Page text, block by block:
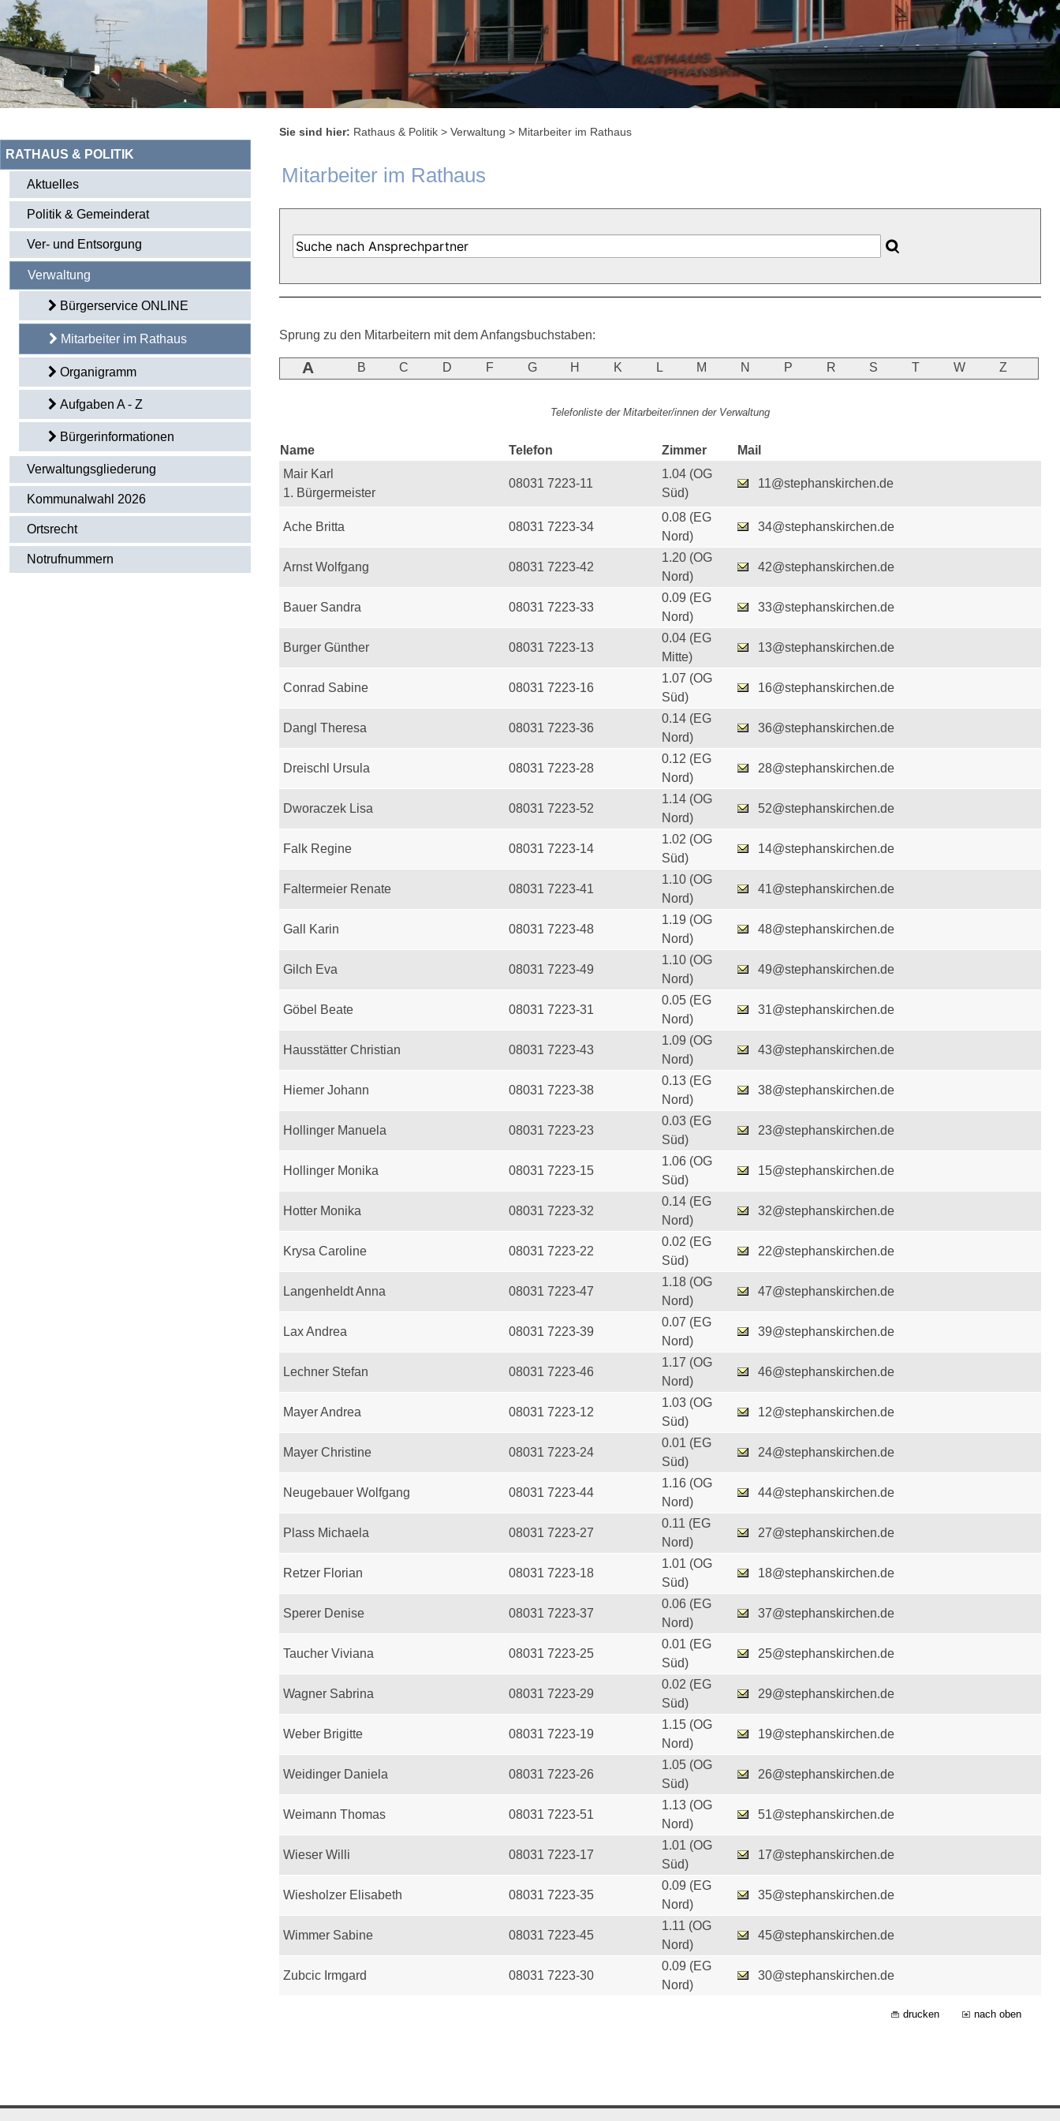
RATHAUS & POLITIK
Aktuelles
Politik & Gemeinderat
Ver- und Entsorgung
Verwaltung
Bürgerservice ONLINE
Mitarbeiter im Rathaus
Organigramm
Aufgaben A - Z
Bürgerinformationen
Verwaltungsgliederung
Kommunalwahl 2026
Ortsrecht
Notrufnummern
Sie sind hier: Rathaus & Politik > Verwaltung > Mitarbeiter im Rathaus
Mitarbeiter im Rathaus
Sprung zu den Mitarbeitern mit dem Anfangsbuchstaben:
A B C D F G H K L M N P R S T W Z
Telefonliste der Mitarbeiter/innen der Verwaltung
Name Telefon Zimmer
Mail
Mair Karl
1. Bürgermeister
08031 7223-11
1.04 (OG
Süd)
11@stephanskirchen.de
Ache Britta 08031 7223-34
0.08 (EG
Nord)
34@stephanskirchen.de
Arnst Wolfgang 08031 7223-42
1.20 (OG
Nord)
42@stephanskirchen.de
Bauer Sandra 08031 7223-33
0.09 (EG
Nord)
33@stephanskirchen.de
Burger Günther 08031 7223-13
0.04 (EG
Mitte)
13@stephanskirchen.de
Conrad Sabine 08031 7223-16
1.07 (OG
Süd)
16@stephanskirchen.de
Dangl Theresa 08031 7223-36
0.14 (EG
Nord)
36@stephanskirchen.de
Dreischl Ursula 08031 7223-28
0.12 (EG
Nord)
28@stephanskirchen.de
Dworaczek Lisa 08031 7223-52
1.14 (OG
Nord)
52@stephanskirchen.de
Falk Regine 08031 7223-14
1.02 (OG
Süd)
14@stephanskirchen.de
Faltermeier Renate 08031 7223-41
1.10 (OG
Nord)
41@stephanskirchen.de
Gall Karin 08031 7223-48
1.19 (OG
Nord)
48@stephanskirchen.de
Gilch Eva 08031 7223-49
1.10 (OG
Nord)
49@stephanskirchen.de
Göbel Beate 08031 7223-31
0.05 (EG
Nord)
31@stephanskirchen.de
Hausstätter Christian 08031 7223-43
1.09 (OG
Nord)
43@stephanskirchen.de
Hiemer Johann 08031 7223-38
0.13 (EG
Nord)
38@stephanskirchen.de
Hollinger Manuela 08031 7223-23
0.03 (EG
Süd)
23@stephanskirchen.de
Hollinger Monika 08031 7223-15
1.06 (OG
Süd)
15@stephanskirchen.de
Hotter Monika 08031 7223-32
0.14 (EG
Nord)
32@stephanskirchen.de
Krysa Caroline 08031 7223-22
0.02 (EG
Süd)
22@stephanskirchen.de
Langenheldt Anna 08031 7223-47
1.18 (OG
Nord)
47@stephanskirchen.de
Lax Andrea 08031 7223-39
0.07 (EG
Nord)
39@stephanskirchen.de
Lechner Stefan 08031 7223-46
1.17 (OG
Nord)
46@stephanskirchen.de
Mayer Andrea 08031 7223-12
1.03 (OG
Süd)
12@stephanskirchen.de
Mayer Christine 08031 7223-24
0.01 (EG
Süd)
24@stephanskirchen.de
Neugebauer Wolfgang 08031 7223-44
1.16 (OG
Nord)
44@stephanskirchen.de
Plass Michaela 08031 7223-27
0.11 (EG
Nord)
27@stephanskirchen.de
Retzer Florian 08031 7223-18
1.01 (OG
Süd)
18@stephanskirchen.de
Sperer Denise 08031 7223-37
0.06 (EG
Nord)
37@stephanskirchen.de
Taucher Viviana 08031 7223-25
0.01 (EG
Süd)
25@stephanskirchen.de
Wagner Sabrina 08031 7223-29
0.02 (EG
Süd)
29@stephanskirchen.de
Weber Brigitte 08031 7223-19
1.15 (OG
Nord)
19@stephanskirchen.de
Weidinger Daniela 08031 7223-26
1.05 (OG
Süd)
26@stephanskirchen.de
Weimann Thomas 08031 7223-51
1.13 (OG
Nord)
51@stephanskirchen.de
Wieser Willi 08031 7223-17
1.01 (OG
Süd)
17@stephanskirchen.de
Wiesholzer Elisabeth 08031 7223-35
0.09 (EG
Nord)
35@stephanskirchen.de
Wimmer Sabine 08031 7223-45
1.11 (OG
Nord)
45@stephanskirchen.de
Zubcic Irmgard 08031 7223-30
0.09 (EG
Nord)
30@stephanskirchen.de
drucken nach oben